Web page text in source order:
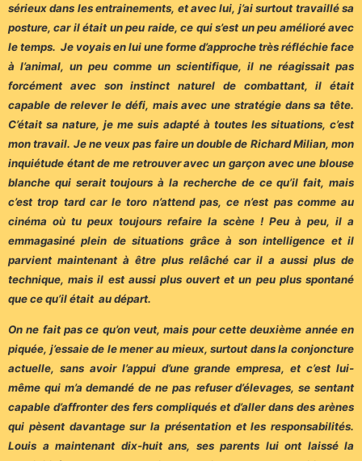
sérieux dans les entrainements, et avec lui, j’ai surtout travaillé sa
posture, car il était un peu raide, ce qui s’est un peu amélioré avec
le temps. Je voyais en lui une forme d’approche très réfléchie face
à l’animal, un peu comme un scientifique, il ne réagissait pas
forcément avec son instinct naturel de combattant, il était
capable de relever le défi, mais avec une stratégie dans sa tête.
C’était sa nature, je me suis adapté à toutes les situations, c’est
mon travail. Je ne veux pas faire un double de Richard Milian, mon
inquiétude étant de me retrouver avec un garçon avec une blouse
blanche qui serait toujours à la recherche de ce qu’il fait, mais
c’est trop tard car le toro n’attend pas, ce n’est pas comme au
cinéma où tu peux toujours refaire la scène ! Peu à peu, il a
emmagasiné plein de situations grâce à son intelligence et il
parvient maintenant à être plus relâché car il a aussi plus de
technique, mais il est aussi plus ouvert et un peu plus spontané
que ce qu’il était au départ.
On ne fait pas ce qu’on veut, mais pour cette deuxième année en
piquée, j’essaie de le mener au mieux, surtout dans la conjoncture
actuelle, sans avoir l’appui d’une grande empresa, et c’est lui-
même qui m’a demandé de ne pas refuser d’élevages, se sentant
capable d’affronter des fers compliqués et d’aller dans des arènes
qui pèsent davantage sur la présentation et les responsabilités.
Louis a maintenant dix-huit ans, ses parents lui ont laissé la